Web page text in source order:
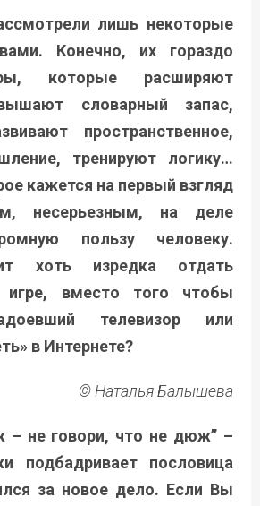
лишь некоторые
Конечно, их гораздо
которые расширяют
словарный запас,
пространственное,
тренируют логику…
кажется на первый взгляд
несерьезным, на деле
пользу человеку.
хоть изредка отдать
игре, вместо того чтобы
телевизор или
в Интернете?
© Наталья Балышева
– не говори, что не дюж” –
подбадривает пословица
за новое дело. Если Вы